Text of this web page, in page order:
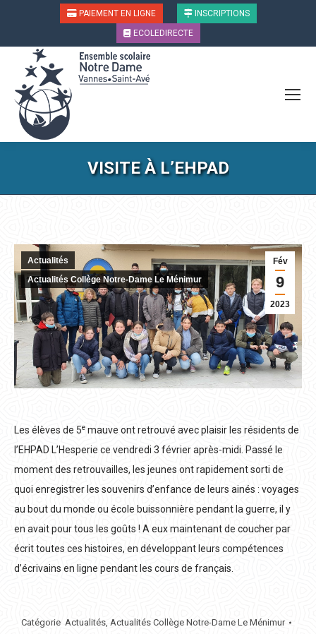
PAIEMENT EN LIGNE
INSCRIPTIONS
ECOLEDIRECTE
VISITE À L’EHPAD
Fév
9
2023
Actualités
Actualités Collège Notre-Dame Le Ménimur
Les élèves de 5e mauve ont retrouvé avec plaisir les résidents de
l’EHPAD L’Hesperie ce vendredi 3 février après-midi. Passé le
moment des retrouvailles, les jeunes ont rapidement sorti de
quoi enregistrer les souvenirs d’enfance de leurs ainés : voyages
au bout du monde ou école buissonnière pendant la guerre, il y
en avait pour tous les goûts ! A eux maintenant de coucher par
écrit toutes ces histoires, en développant leurs compétences
d’écrivains en ligne pendant les cours de français.
Catégorie Actualités, Actualités Collège Notre-Dame Le Ménimur